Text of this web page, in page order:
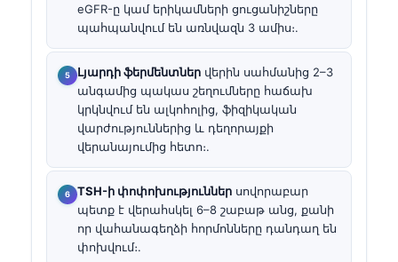
eGFR-ը կամ երիկամների ցուցանիշները
պահպանվում են առնվազն 3 ամիս։.
Լյարդի ֆերմենտներ վերին սահմանից 2–3
անգամից պակաս շեղումները հաճախ
կրկնվում են ալկոհոլից, ֆիզիկական
վարժություններից և դեղորայքի
վերանայումից հետո։.
TSH-ի փոփոխություններ սովորաբար
պետք է վերահսկել 6–8 շաբաթ անց, քանի
որ վահանագեղձի հորմոնները դանդաղ են
փոխվում։.